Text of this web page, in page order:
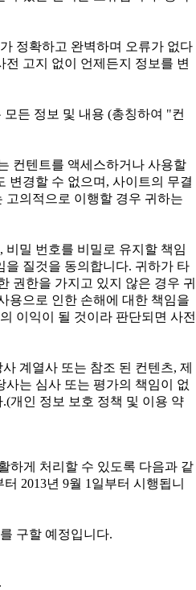
정확하고 완벽하며 오류가 없다
고지 없이 언제든지 정보를 변
든 정보 및 내용 (총칭하여 "컨
컨텐트를 액세스하거나 사용할
변경할 수 없으며, 사이트의 무결
고의적으로 이행할 경우 귀하는
밀 번호를 비밀로 유지할 책임
을 질것을 동의합니다. 귀하가 타
권한을 가지고 있지 않은 경우 귀
용으로 인한 손해에 대한 책임을
이익이 될 것이라 판단되면 사전
계열사 또는 참조 된 컨텐츠, 제
는 심사 또는 평가의 책임이 없
개인 정보 보호 정책 및 이용 약
하게 처리할 수 있도록 다음과 같
2013년 9월 1일부터 시행됩니
구할 예정입니다.